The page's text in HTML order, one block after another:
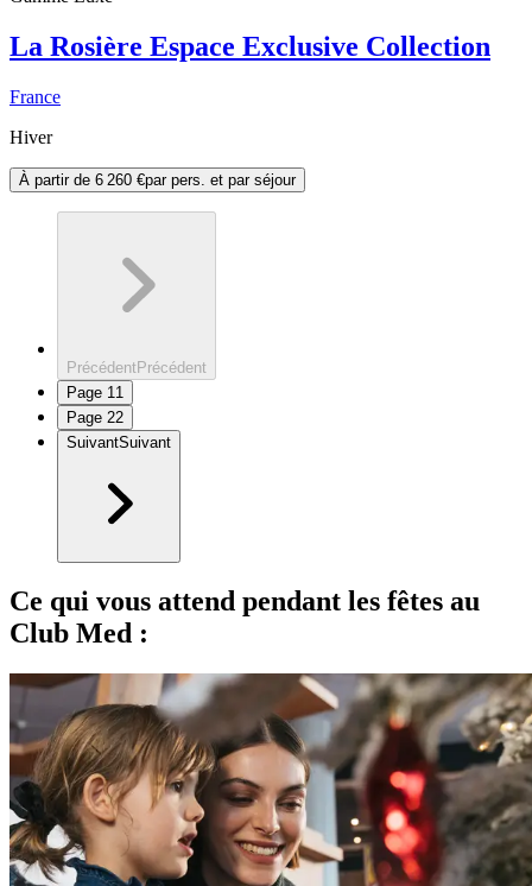
La Rosière Espace Exclusive Collection
France
Hiver
À partir de 6 260 €par pers. et par séjour
PrécédentPrécédent
Page 1 1
Page 22
SuivantSuivant
Ce qui vous attend pendant les fêtes au
Club Med :